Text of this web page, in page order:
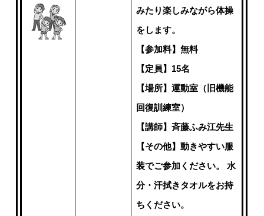
みたり楽しみながら体操
をします。
【参加料】無料
【定員】15名
【場所】運動室（旧機能
回復訓練室）
【講師】斉藤ふみ江先生
【その他】動きやすい服
装でご参加ください。 水
分・汗拭きタオルをお持
ちください。